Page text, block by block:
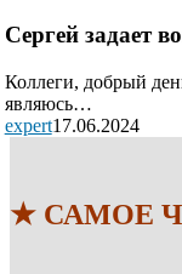
Сергей задает
Коллеги, добрый
являюсь…
expert17.06.2024
★ САМОЕ